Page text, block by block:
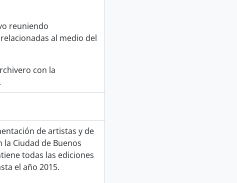
reuniendo
al medio del
con la
de artistas y de
Ciudad de Buenos
todas las ediciones
el año 2015.